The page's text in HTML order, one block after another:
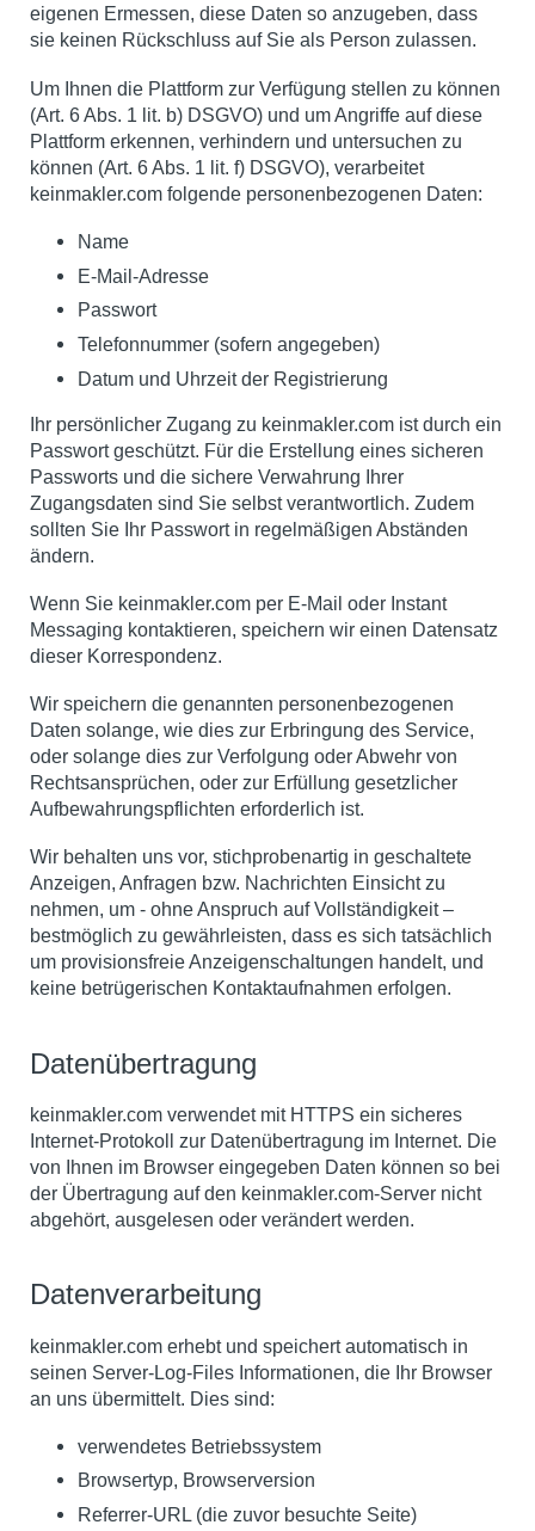
eigenen Ermessen, diese Daten so anzugeben, dass
sie keinen Rückschluss auf Sie als Person zulassen.
Um Ihnen die Plattform zur Verfügung stellen zu können
(Art. 6 Abs. 1 lit. b) DSGVO) und um Angriffe auf diese
Plattform erkennen, verhindern und untersuchen zu
können (Art. 6 Abs. 1 lit. f) DSGVO), verarbeitet
keinmakler.com folgende personenbezogenen Daten:
Name
E-Mail-Adresse
Passwort
Telefonnummer (sofern angegeben)
Datum und Uhrzeit der Registrierung
Ihr persönlicher Zugang zu keinmakler.com ist durch ein
Passwort geschützt. Für die Erstellung eines sicheren
Passworts und die sichere Verwahrung Ihrer
Zugangsdaten sind Sie selbst verantwortlich. Zudem
sollten Sie Ihr Passwort in regelmäßigen Abständen
ändern.
Wenn Sie keinmakler.com per E-Mail oder Instant
Messaging kontaktieren, speichern wir einen Datensatz
dieser Korrespondenz.
Wir speichern die genannten personenbezogenen
Daten solange, wie dies zur Erbringung des Service,
oder solange dies zur Verfolgung oder Abwehr von
Rechtsansprüchen, oder zur Erfüllung gesetzlicher
Aufbewahrungspflichten erforderlich ist.
Wir behalten uns vor, stichprobenartig in geschaltete
Anzeigen, Anfragen bzw. Nachrichten Einsicht zu
nehmen, um - ohne Anspruch auf Vollständigkeit –
bestmöglich zu gewährleisten, dass es sich tatsächlich
um provisionsfreie Anzeigenschaltungen handelt, und
keine betrügerischen Kontaktaufnahmen erfolgen.
Datenübertragung
keinmakler.com verwendet mit HTTPS ein sicheres
Internet-Protokoll zur Datenübertragung im Internet. Die
von Ihnen im Browser eingegeben Daten können so bei
der Übertragung auf den keinmakler.com-Server nicht
abgehört, ausgelesen oder verändert werden.
Datenverarbeitung
keinmakler.com erhebt und speichert automatisch in
seinen Server-Log-Files Informationen, die Ihr Browser
an uns übermittelt. Dies sind:
verwendetes Betriebssystem
Browsertyp, Browserversion
Referrer-URL (die zuvor besuchte Seite)